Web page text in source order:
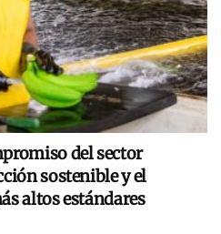
del sector
sostenible y el
altos estándares